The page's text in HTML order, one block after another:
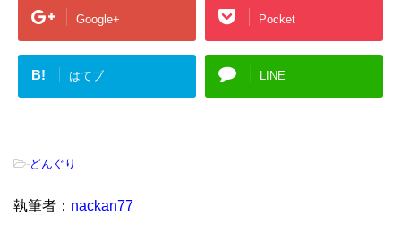
Google+ Pocket
B! はてブ LINE
-どんぐり
執筆者： nackan77